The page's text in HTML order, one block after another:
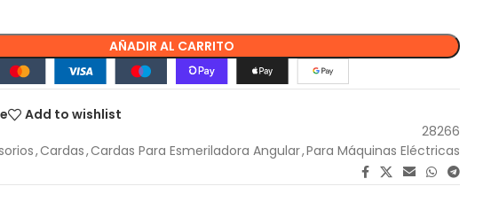
AÑADIR AL CARRITO
Add to wishlist
28266
,Cardas,Cardas Para Esmeriladora Angular,Para Máquinas Eléctricas